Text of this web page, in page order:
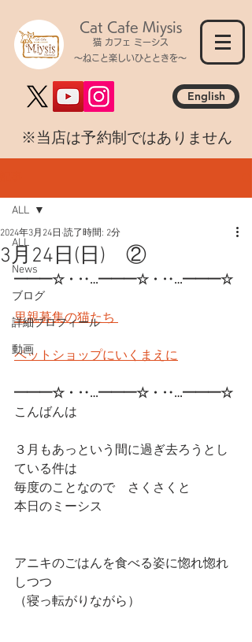
Cat Cafe Miysis
猫 カフェ ミーシス
～ねこと楽しいひとときを～
English
​※当店は予約制ではありません
ALL
News
ブログ
詳細プロフィール
動画
ALL
3月24日(日) ②
2024年3月24日 読了時間: 2分
━━━☆・‥…━━━☆・‥…━━━☆
里親募集の猫たち
ペットショップにいくまえに
━━━☆・‥…━━━☆・‥…━━━☆
こんばんは
３月もあっという間に過ぎ去ろうとし
ている件は
毎度のことなので　さくさくと
本日のミーシス
アニキのごはんを食べる姿に惚れ惚れ
しつつ
（寝っ転がりながら）